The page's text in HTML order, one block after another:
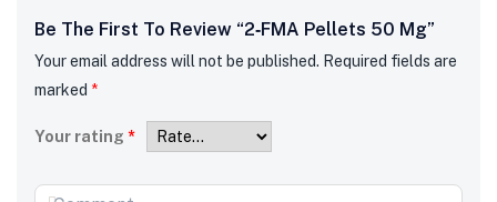
Be The First To Review “2‑FMA Pellets 50 Mg”
Your email address will not be published. Required fields are
marked *
Your rating *